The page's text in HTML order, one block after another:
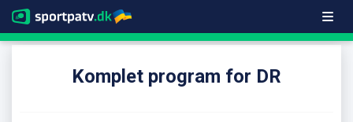
Komplet program for DR